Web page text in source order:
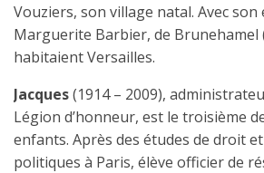
Vouziers, son village natal. Avec son
Marguerite Barbier, de Brunehamel
habitaient Versailles.
Jacques(1914 – 2009),
Légion d’honneur, est le troisième
enfants. Après des études de droit et
politiques à Paris, élève officier de